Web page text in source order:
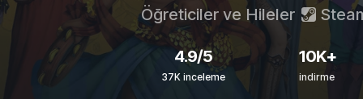
Öğreticiler ve Hileler
4.9/5
37K inceleme
10K+
indirme